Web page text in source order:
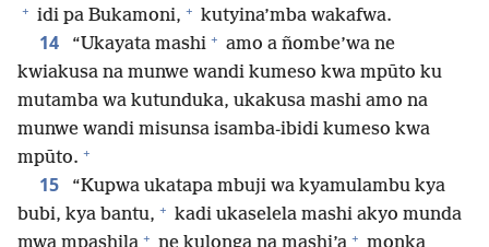
+ idi pa Bukamoni, + kutyina’mba wakafwa.
14 “Ukayata mashi + amo a ñombe’wa ne
kwiakusa na munwe wandi kumeso kwa mpūto ku
mutamba wa kutunduka, ukakusa mashi amo na
munwe wandi misunsa isamba-ibidi kumeso kwa
mpūto. +
15
“Kupwa ukatapa mbuji wa kyamulambu kya
bubi, kya bantu, + kadi ukaselela mashi akyo munda
+ +